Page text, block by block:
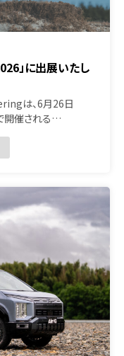
」に出展いたし
は、6月26日
で開催される…